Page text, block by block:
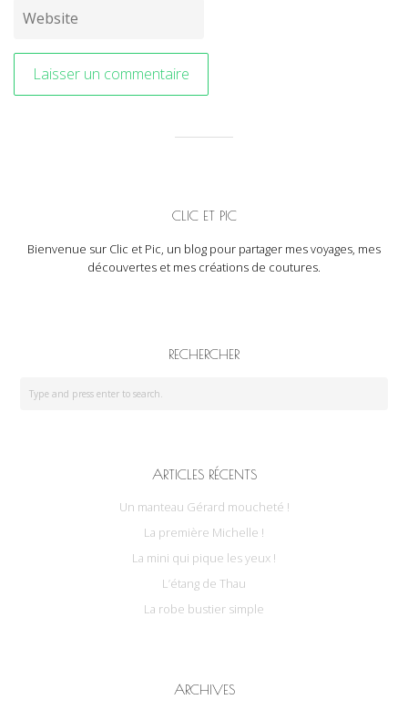
CLIC ET PIC
Bienvenue sur Clic et Pic, un blog pour partager mes voyages, mes
découvertes et mes créations de coutures.
RECHERCHER
ARTICLES RÉCENTS
Un manteau Gérard moucheté !
La première Michelle !
La mini qui pique les yeux !
L’étang de Thau
La robe bustier simple
ARCHIVES